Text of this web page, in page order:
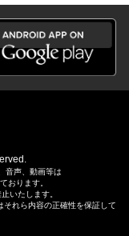
音声、動画等は
おります。
いたします。
れら内容の正確性を保証して